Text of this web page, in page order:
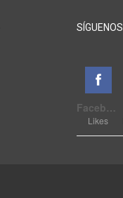
SÍGUENOS
Facebook
Likes